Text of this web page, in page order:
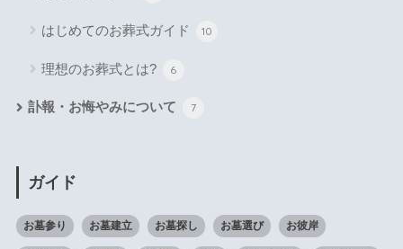
はじめてのお葬式ガイド 10
理想のお葬式とは? 6
訃報・お悔やみについて 7
ガイド
お墓参り お墓建立 お墓探し お墓選び お彼岸